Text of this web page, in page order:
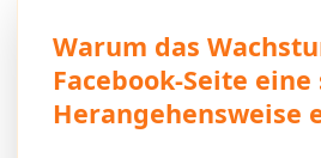
Warum das
Facebook-Seite
Herangehensweise